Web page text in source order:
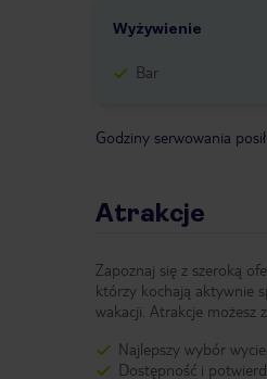
Wyżywienie
Bar
Godziny serwowania
Atrakcje
Zapoznaj się z szeroką
którzy kochają aktywnie
wakacji. Atrakcje możesz
Najlepszy wybór
Dostępność i